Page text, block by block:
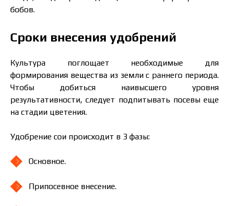
бобов.
Сроки внесения удобрений
Культура поглощает необходимые для
формирования вещества из земли с раннего периода.
Чтобы добиться наивысшего уровня
результативности, следует подпитывать посевы еще
на стадии цветения.
Удобрение сои происходит в 3 фазы:
Основное.
Припосевное внесение.